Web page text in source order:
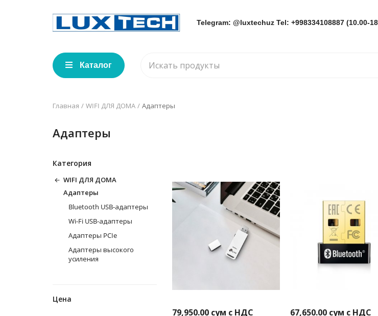
Telegram: @luxtechuz Tel: +998334108887 (10.00-
Каталог
Главная WIFI ДЛЯ ДОМА Адаптеры
Адаптеры
Категория
WIFI ДЛЯ ДОМА
Адаптеры
Bluetooth USB-адаптеры
Wi-Fi USB-адаптеры
Адаптеры PCIe
Адаптеры высокого
усиления
Цена
79,950.00 сум с НДС 67,650.00 сум с НДС